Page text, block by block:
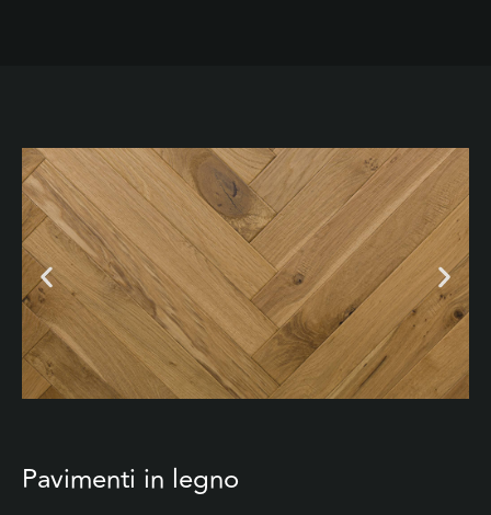
Pavimenti in legno